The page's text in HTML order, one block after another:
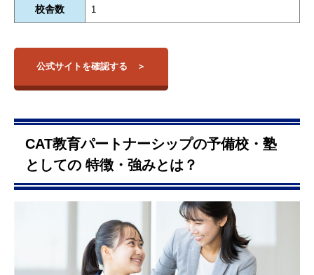
校舎数 1
公式サイトを確認する
CAT教育パートナーシップの予備校・塾
としての 特徴・強みとは？